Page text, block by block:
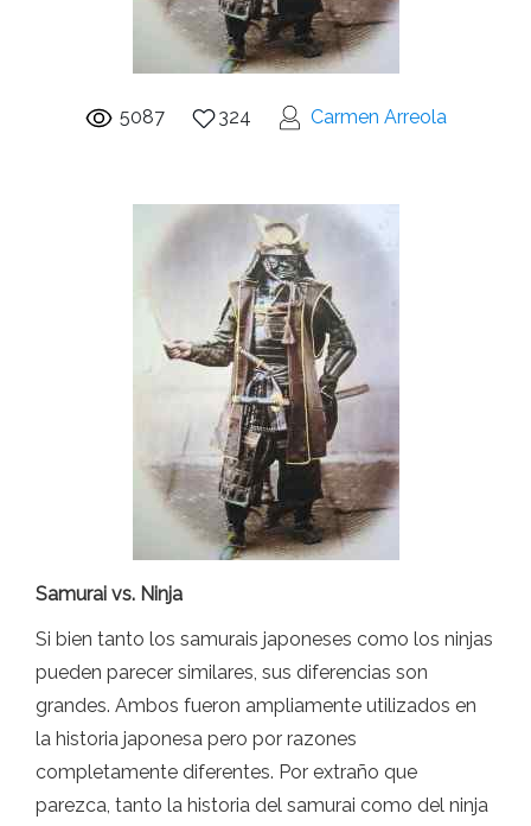
5087 324 Carmen Arreola
Samurai vs. Ninja
Si bien tanto los samurais japoneses como los ninjas
pueden parecer similares, sus diferencias son
grandes. Ambos fueron ampliamente utilizados en
la historia japonesa pero por razones
completamente diferentes. Por extraño que
parezca, tanto la historia del samurai como del ninja